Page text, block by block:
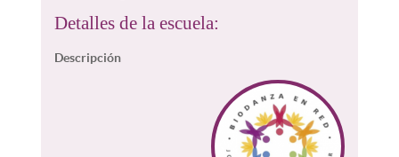
Detalles de la escuela:
Descripción